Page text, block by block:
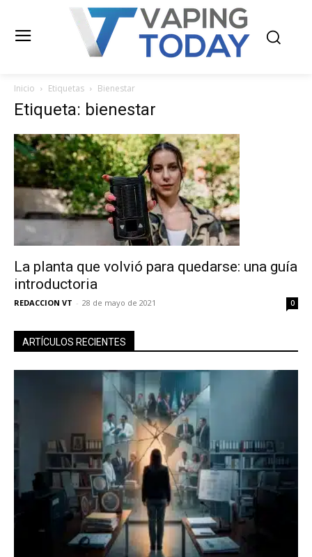
Inicio Etiquetas Bienestar
Etiqueta: bienestar
La planta que volvió para quedarse: una guía
introductoria
REDACCION VT - 28 de mayo de 2021 0
ARTÍCULOS RECIENTES